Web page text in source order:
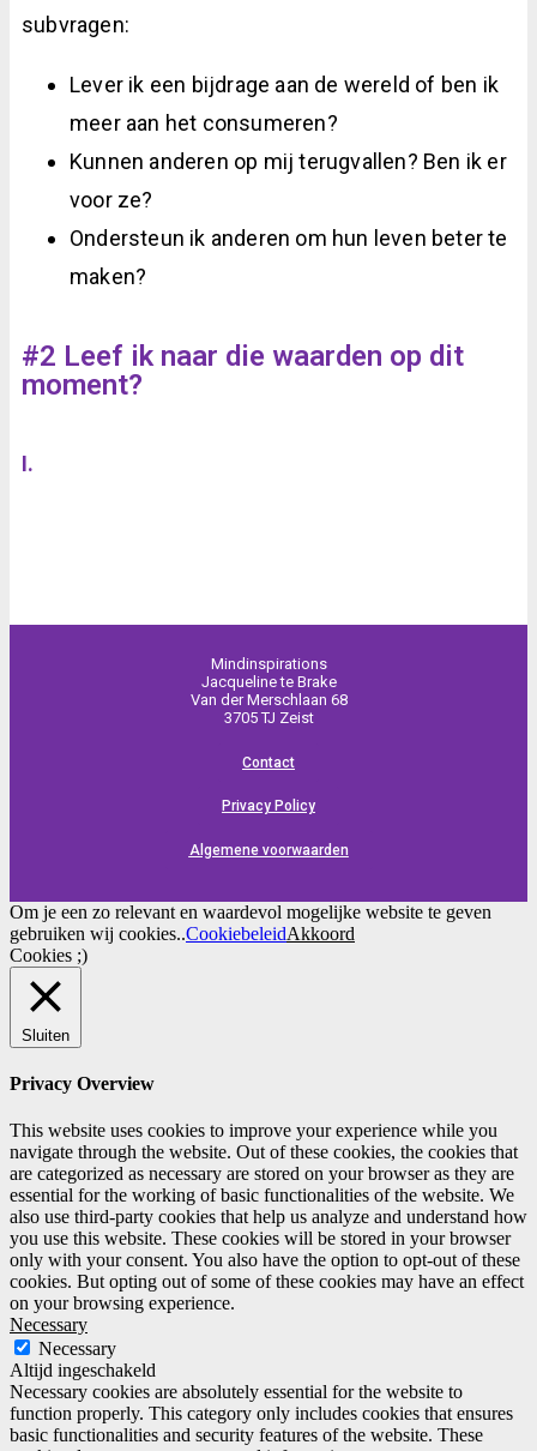
subvragen:
Lever ik een bijdrage aan de wereld of ben ik
meer aan het consumeren?
Kunnen anderen op mij terugvallen? Ben ik er
voor ze?
Ondersteun ik anderen om hun leven beter te
maken?
#2 Leef ik naar die waarden op dit
moment?
I.
Mindinspirations
Jacqueline te Brake
Van der Merschlaan 68
3705 TJ Zeist
Contact
Privacy Policy
Algemene voorwaarden
Om je een zo relevant en waardevol mogelijke website te geven
gebruiken wij cookies..CookiebeleidAkkoord
Cookies ;)
Sluiten
Privacy Overview
This website uses cookies to improve your experience while you
navigate through the website. Out of these cookies, the cookies that
are categorized as necessary are stored on your browser as they are
essential for the working of basic functionalities of the website. We
also use third-party cookies that help us analyze and understand how
you use this website. These cookies will be stored in your browser
only with your consent. You also have the option to opt-out of these
cookies. But opting out of some of these cookies may have an effect
on your browsing experience.
Necessary
Necessary
Altijd ingeschakeld
Necessary cookies are absolutely essential for the website to
function properly. This category only includes cookies that ensures
basic functionalities and security features of the website. These